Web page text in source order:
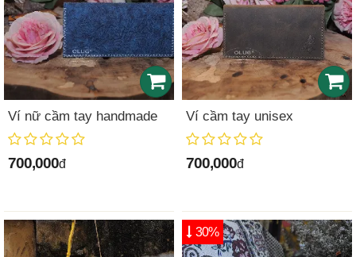
Ví nữ cầm tay handmade
700,000đ
Ví cầm tay unisex
700,000đ
30%